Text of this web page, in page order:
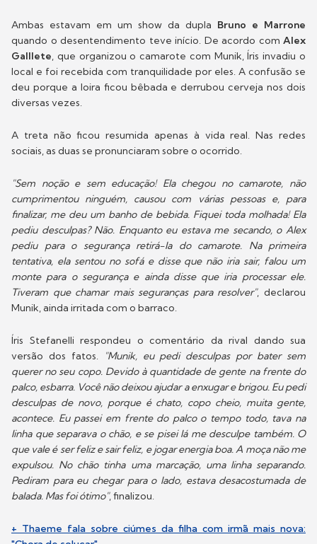
Ambas estavam em um show da dupla Bruno e Marrone
quando o desentendimento teve início. De acordo com Alex
Galllete, que organizou o camarote com Munik, Íris invadiu o
local e foi recebida com tranquilidade por eles. A confusão se
deu porque a loira ficou bêbada e derrubou cerveja nos dois
diversas vezes.
A treta não ficou resumida apenas à vida real. Nas redes
sociais, as duas se pronunciaram sobre o ocorrido.
"Sem noção e sem educação! Ela chegou no camarote, não
cumprimentou ninguém, causou com várias pessoas e, para
finalizar, me deu um banho de bebida. Fiquei toda molhada! Ela
pediu desculpas? Não. Enquanto eu estava me secando, o Alex
pediu para o segurança retirá-la do camarote. Na primeira
tentativa, ela sentou no sofá e disse que não iria sair, falou um
monte para o segurança e ainda disse que iria processar ele.
Tiveram que chamar mais seguranças para resolver", declarou
Munik, ainda irritada com o barraco.
Íris Stefanelli respondeu o comentário da rival dando sua
versão dos fatos."Munik, eu pedi desculpas por bater sem
querer no seu copo. Devido à quantidade de gente na frente do
palco, esbarra. Você não deixou ajudar a enxugar e brigou. Eu pedi
desculpas de novo, porque é chato, copo cheio, muita gente,
acontece. Eu passei em frente do palco o tempo todo, tava na
linha que separava o chão, e se pisei lá me desculpe também. O
que vale é ser feliz e sair feliz, e jogar energia boa. A moça não me
expulsou. No chão tinha uma marcação, uma linha separando.
Pediram para eu chegar para o lado, estava desacostumada de
balada. Mas foi ótimo", finalizou.
+ Thaeme fala sobre ciúmes da filha com irmã mais nova: